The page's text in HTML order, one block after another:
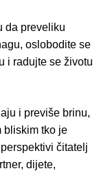
da preveliku
oslobodite se
i radujte se životu
i previše brinu,
bliskim tko je
čitatelj
dijete,